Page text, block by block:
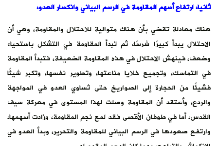
ثانيا: ارتفاع أسهم المقاومة في الرسم البياني وانكسار العدو:
هناك معادلة تقضي بأن هناك متوالية للاحتلال والمقاومة، وهي أن
الاحتلال يبدأ كبيرًا شرسًا، ثم تبدأ المقاومة في التشكل باستحياء
وضعف، فينهش الاحتلال في هذه المقاومة الضعيفة، فتبدأ المقاومة
في التماسك، وتجميع خلايا مناعتها، وتطوير نفسها، وتكبر شيئًا
فشيئًا من الحجارة إلى الصواريخ حتى تُساوي العدو في المواجهة
والردع، وأعتقد أن المقاومة وصلت لهذا المستوى في معركة سيف
القدس، أما في طوفان الأقصى فقد لمع نجم المقاومة، وزادت أسهمها،
وارتفع صعودها في الرسم البياني للمقاومة والتحرير، وبدأ العدو في